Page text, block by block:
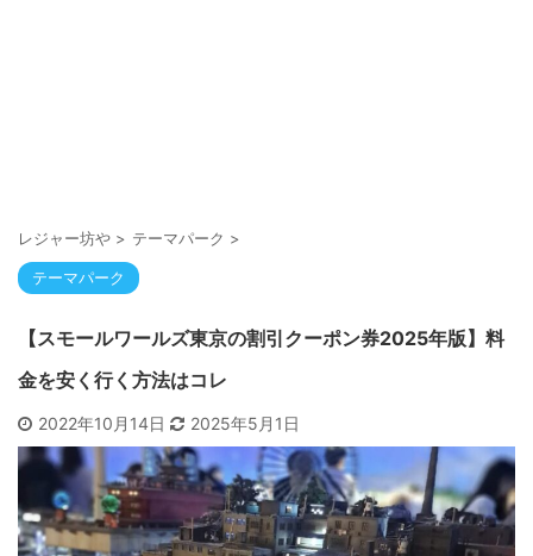
レジャー坊や > テーマパーク >
テーマパーク
【スモールワールズ東京の割引クーポン券2025年版】料
金を安く行く方法はコレ
2022年10月14日 2025年5月1日